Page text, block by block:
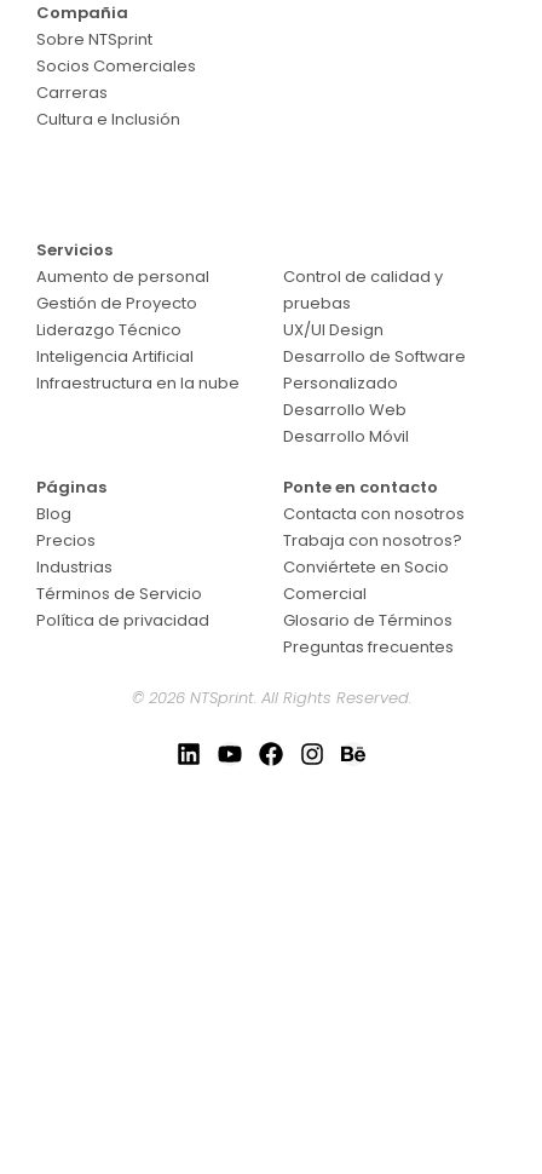
Compañia
Sobre NTSprint
Socios Comerciales
Carreras
Cultura e Inclusión
Servicios
Aumento de personal
Gestión de Proyecto
Liderazgo Técnico
Inteligencia Artificial
Infraestructura en la nube
Control de calidad y
pruebas
UX/UI Design
Desarrollo de Software
Personalizado
Desarrollo Web
Desarrollo Móvil
Páginas
Blog
Precios
Industrias
Términos de Servicio
Política de privacidad
Ponte en contacto
Contacta con nosotros
Trabaja con nosotros?
Conviértete en Socio
Comercial
Glosario de Términos
Preguntas frecuentes
© 2026 NTSprint. All Rights Reserved.